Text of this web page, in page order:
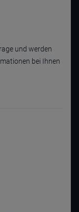
und werden
bei Ihnen